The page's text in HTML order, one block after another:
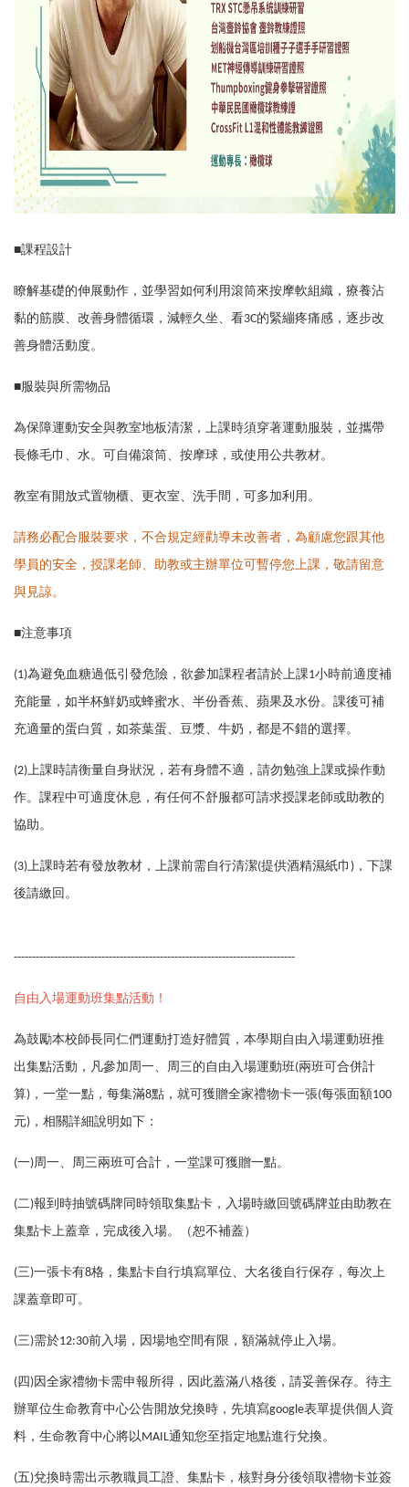
■課程設計
瞭解基礎的伸展動作，並學習如何利用滾筒來按摩軟組織，療養沾
黏的筋膜、改善身體循環，減輕久坐、看3C的緊繃疼痛感，逐步改
善身體活動度。
■服裝與所需物品
為保障運動安全與教室地板清潔，上課時須穿著運動服裝，並攜帶
長條毛巾、水。可自備滾筒、按摩球，或使用公共教材。
教室有開放式置物櫃、更衣室、洗手間，可多加利用。
請務必配合服裝要求，不合規定經勸導未改善者，為顧慮您跟其他
學員的安全，授課老師、助教或主辦單位可暫停您上課，敬請留意
與見諒。
■注意事項
(1)為避免血糖過低引發危險，欲參加課程者請於上課1小時前適度補
充能量，如半杯鮮奶或蜂蜜水、半份香蕉、蘋果及水份。課後可補
充適量的蛋白質，如茶葉蛋、豆漿、牛奶，都是不錯的選擇。
(2)上課時請衡量自身狀況，若有身體不適，請勿勉強上課或操作動
作。課程中可適度休息，有任何不舒服都可請求授課老師或助教的
協助。
(3)上課時若有發放教材，上課前需自行清潔(提供酒精濕紙巾)，下課
後請繳回。
-----------------------------------------------------------------------------
自由入場運動班集點活動！
為鼓勵本校師長同仁們運動打造好體質，本學期自由入場運動班推
出集點活動，凡參加周一、周三的自由入場運動班(兩班可合併計
算)，一堂一點，每集滿8點，就可獲贈全家禮物卡一張(每張面額100
元)，相關詳細說明如下：
(一)周一、周三兩班可合計，一堂課可獲贈一點。
(二)報到時抽號碼牌同時領取集點卡，入場時繳回號碼牌並由助教在
集點卡上蓋章，完成後入場。（恕不補蓋）
(三)一張卡有8格，集點卡自行填寫單位、大名後自行保存，每次上
課蓋章即可。
(三)需於12:30前入場，因場地空間有限，額滿就停止入場。
(四)因全家禮物卡需申報所得，因此蓋滿八格後，請妥善保存。待主
辦單位生命教育中心公告開放兌換時，先填寫google表單提供個人資
料，生命教育中心將以MAIL通知您至指定地點進行兌換。
(五)兌換時需出示教職員工證、集點卡，核對身分後領取禮物卡並簽